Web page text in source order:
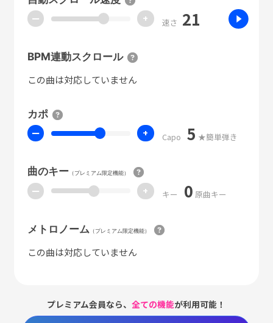
ー + 速さ 21
BPM連動スクロール
この曲は対応していません
カポ
ー + Capo 5 ★簡単弾き
曲のキー（プレミアム限定機能）
ー + キー 0 原曲キー
メトロノーム （プレミアム限定機能）
この曲は対応していません
プレミアム会員なら、全ての機能が利用可能！